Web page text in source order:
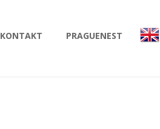
KONTAKT PRAGUENEST